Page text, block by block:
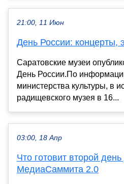
21:00, 11 Июн
День России: концерты,
Саратовские музеи
День России.По
министерства культуры, в
радищевского музея в 16...
03:00, 18 Апр
Что готовит второй
МедиаСаммита 2.0